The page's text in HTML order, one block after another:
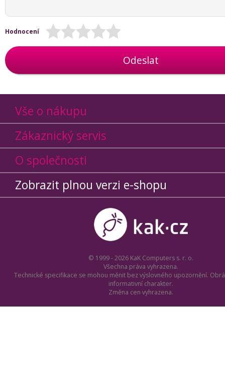
Hodnocení
Odeslat
Vše o nákupu
Zákaznický servis
O společnosti
Zobrazit plnou verzi e-shopu
© 1999 - 2026 KaK Computers s. r. o.
Všechna práva vyhrazena.
Technické specifikace se mohou měnit bez výslovného upozornění.
informativní charakter.
Změna cen vyhrazena.